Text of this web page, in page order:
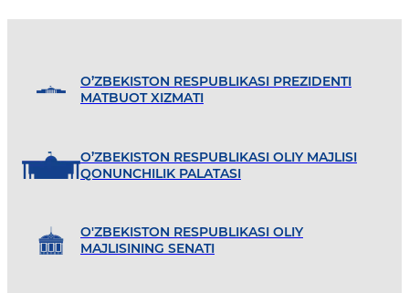
O’ZBEKISTON RESPUBLIKASI PREZIDENTI
MATBUOT XIZMATI
O’ZBEKISTON RESPUBLIKASI OLIY MAJLISI
QONUNCHILIK PALATASI
O'ZBEKISTON RESPUBLIKASI OLIY
MAJLISINING SENATI